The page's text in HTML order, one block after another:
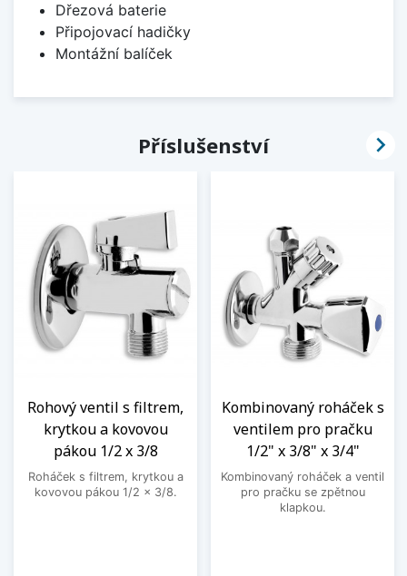
Dřezová baterie
Připojovací hadičky
Montážní balíček
Příslušenství
Rohový ventil s filtrem,
krytkou a kovovou
pákou 1/2 x 3/8
Roháček s filtrem, krytkou a
kovovou pákou 1/2 x 3/8.
Kombinovaný roháček s
ventilem pro pračku
1/2" x 3/8" x 3/4"
Kombinovaný roháček a ventil
pro pračku se zpětnou
klapkou.
